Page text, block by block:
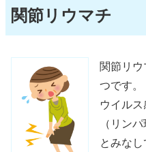
関節リウマチ
関節リ
つです。
ウイル
（リン
とみな